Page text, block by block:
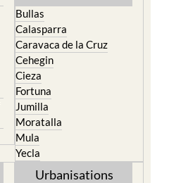
Bullas
Calasparra
Caravaca de la Cruz
Cehegin
Cieza
Fortuna
Jumilla
Moratalla
Mula
Yecla
Urbanisations